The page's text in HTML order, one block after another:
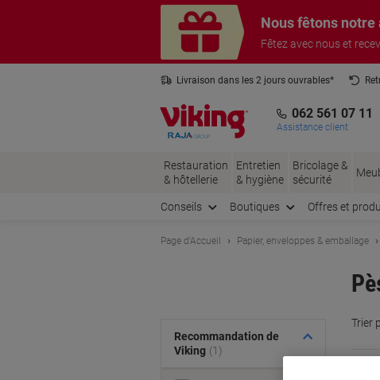
Nous fêtons
Fêtez avec nous et
Livraison dans les 2 jours ouvrables*
062 561 07 11
Assistance client
Restauration
& hôtellerie
Entretien
& hygiène
Bricolage &
sécurité
Conseils Boutiques Offres et
Page d'Accueil Papier, enveloppes & emballage
Trier
Recommandation de
Viking (1)